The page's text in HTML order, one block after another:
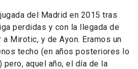
del Madrid en 2015 tras
perdidas y con la llegada de
Mirotic, y de Ayon. Eramos un
techo (en años posteriores lo
aquel año, el día de la